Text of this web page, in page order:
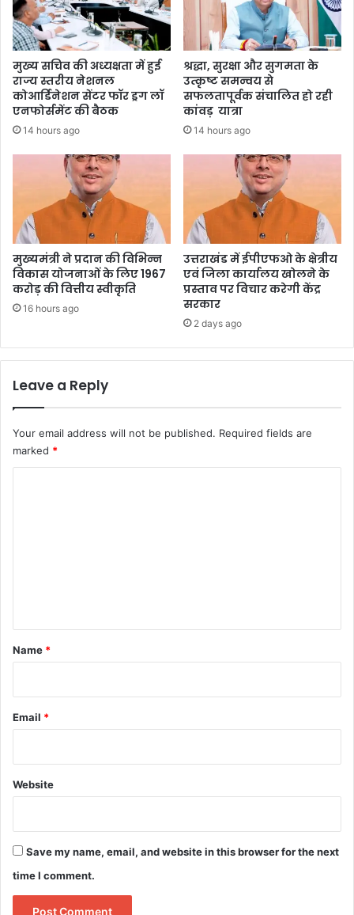
मुख्य सचिव की अध्यक्षता में हुई
राज्य स्तरीय नेशनल
कोआर्डिनेशन सेंटर फॉर ड्रग लॉ
एनफोर्समेंट की बैठक
14 hours ago
श्रद्धा, सुरक्षा और सुगमता के
उत्कृष्ट समन्वय से
सफलतापूर्वक संचालित हो रही
कांवड़ यात्रा
14 hours ago
मुख्यमंत्री ने प्रदान की विभिन्न
विकास योजनाओं के लिए 1967
करोड़ की वित्तीय स्वीकृति
16 hours ago
उत्तराखंड में ईपीएफओ के क्षेत्रीय
एवं जिला कार्यालय खोलने के
प्रस्ताव पर विचार करेगी केंद्र
सरकार
2 days ago
Leave a Reply
Your email address will not be published. Required fields are
marked *
*
Name *
Email *
Website
Save my name, email, and website in this browser for the next
time I comment.